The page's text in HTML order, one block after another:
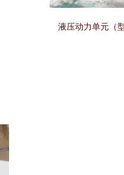
液压动力单元（